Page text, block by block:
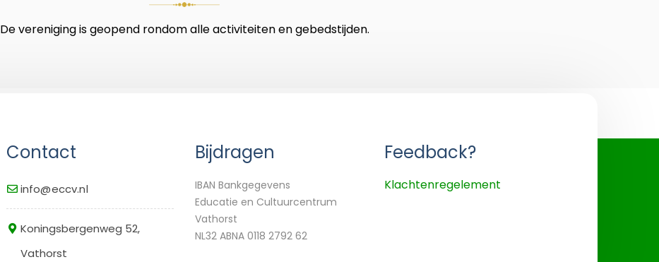
De vereniging is geopend rondom alle activiteiten en gebedstijden.
Contact
info@eccv.nl
Koningsbergenweg 52,
Vathorst
Bijdragen
IBAN Bankgegevens
Educatie en Cultuurcentrum
Vathorst
NL32 ABNA 0118 2792 62
Feedback?
Klachtenregelement